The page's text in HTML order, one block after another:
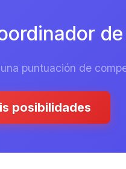
puntuación de
posibilidades